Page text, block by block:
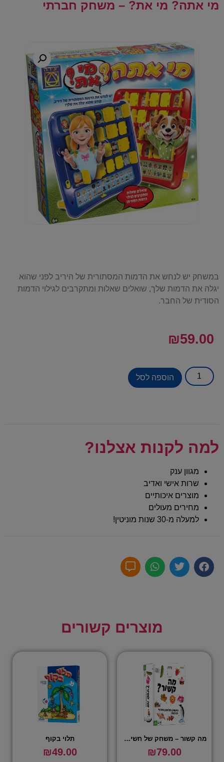
מי אתה? מי את? – משחק חברתי
במשחק יש לנחש את הדמות המסתורית של היריב לפני שהוא
יגלה את הדמות שלך, שואלים שאלות ומתקרבים לגילוי הדמות
הסודית של החבר.
₪59.00
הוספה לסל
למה לקנות אצלנו?
מגוון ענק
שרות אישי ואדיב
מוצרים איכותיים
מחירים מעולים
למעלה מ-30 שנות מוניטין!
מוצרים קשורים
מה קשור – משחק של חשיבה יצרתית
₪79.00
תלוי בקוף
₪49.00